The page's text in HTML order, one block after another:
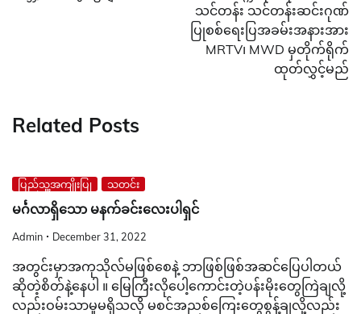
သင်တန်း သင်တန်းဆင်းဂုဏ်
ပြုစစ်ရေးပြအခမ်းအနားအား
MRTV၊ MWD မှတိုက်ရိုက်
ထုတ်လွှင့်မည်
Related Posts
ပြည်သူ့အကျိုးပြု သတင်း
မင်္ဂလာရှိသော မနက်ခင်းလေးပါရှင်
Admin December 31, 2022
အတွင်းမှာအကုသိုလ်မဖြစ်စေနဲ့ ဘာဖြစ်ဖြစ်အဆင်ပြေပါတယ်
ဆိုတဲ့စိတ်နဲ့နေပါ ။ မြေကြီးလိုပေါ့ကောင်းတဲ့ပန်းမိုးတွေကြဲချလို့
လည်းဝမ်းသာမှုမရှိသလို မစင်အညစ်ကြေးတွေစွန့်ချလို့လည်း